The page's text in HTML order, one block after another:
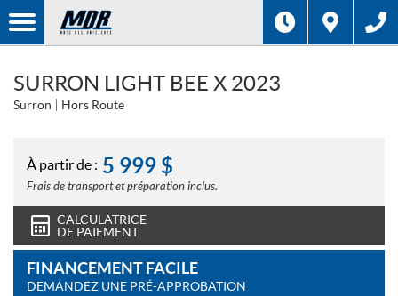
SURRON LIGHT BEE X 2023
Surron Hors Route
À partir de : 5 999 $
Frais de transport et préparation inclus.
CALCULATRICE
DE PAIEMENT
FINANCEMENT FACILE
DEMANDEZ UNE PRÉ-APPROBATION